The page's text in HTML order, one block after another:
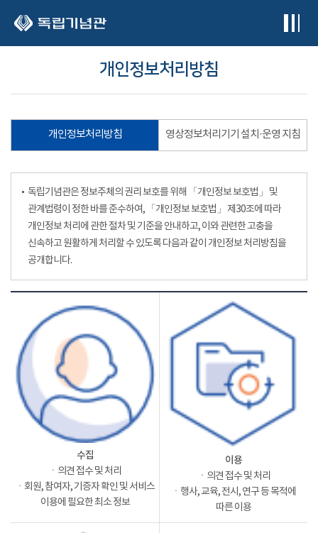
개인정보처리방침
개인정보처리방침 영상정보처리기기 설치·운영 지침
독립기념관은 정보주체의 권리 보호를 위해 「개인정보 보호법」 및
관계법령이 정한 바를 준수하여, 「개인정보 보호법」 제30조에 따라
개인정보 처리에 관한 절차 및 기준을 안내하고, 이와 관련한 고충을
신속하고 원활하게 처리할 수 있도록 다음과 같이 개인정보 처리방침을
공개합니다.
수집
ㆍ의견 접수 및 처리
ㆍ회원, 참여자, 기증자 확인 및 서비스
이용에 필요한 최소 정보
이용
ㆍ의견 접수 및 처리
ㆍ행사, 교육, 전시, 연구 등 목적에
따른 이용